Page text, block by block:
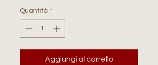
Quantità *
Aggiungi al carrello